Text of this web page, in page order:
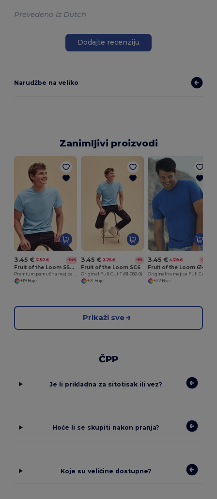
Prevedeno iz Dutch
Dodajte recenziju
Narudžbe na veliko
Zanimljivi proizvodi
3.45 € 7.57 € -54%
Fruit of the Loom SS048
+19 Boje
3.45 € 3.75 € -8%
Fruit of the Loom SC6
Original Full Cut T (61-082-0)
+21 Boje
3.45 € 4.79 € -28%
Originalna majica Full Cut
+22 Boje
Prikaži sve
ČPP
Je li prikladna za sitotisak ili vez?
Hoće li se skupiti nakon pranja?
Koje su veličine dostupne?